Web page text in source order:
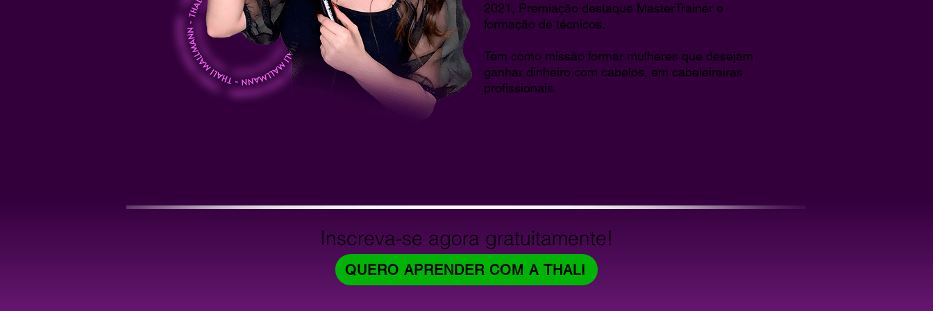
2021, Premiação destaque MasterTrainer e
formação de técnicos.
Tem como missão formar mulheres que desejam
ganhar dinheiro com cabelos, em cabeleireiras
profissionais.
Inscreva-se agora gratuitamente!
QUERO APRENDER COM A THALI